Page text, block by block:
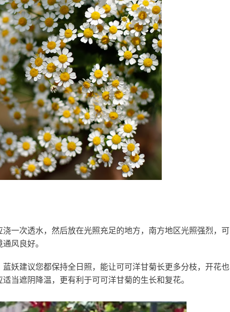
一次透水，然后放在光照充足的地方，南方地区光照强烈，可
风良好。
妖建议您都保持全日照，能让可可洋甘菊长更多分枝，开花也
当遮阴降温，更有利于可可洋甘菊的生长和复花。